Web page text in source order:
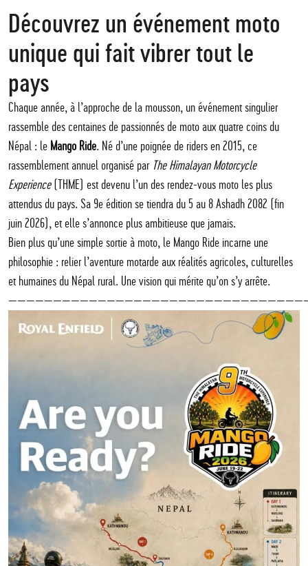
Découvrez un événement moto
unique qui fait vibrer tout le
pays
Chaque année, à l’approche de la mousson, un événement singulier
rassemble des centaines de passionnés de moto aux quatre coins du
Népal : le Mango Ride. Né d’une poignée de riders en 2015, ce
rassemblement annuel organisé par The Himalayan Motorcycle
Experience(THME) est devenu l’un des rendez-vous moto les plus
attendus du pays. Sa 9e édition se tiendra du 5 au 8 Ashadh 2082 (fin
juin 2026), et elle s’annonce plus ambitieuse que jamais.
Bien plus qu’une simple sortie à moto, le Mango Ride incarne une
philosophie : relier l’aventure motarde aux réalités agricoles, culturelles
et humaines du Népal rural. Une vision qui mérite qu’on s’y arrête.